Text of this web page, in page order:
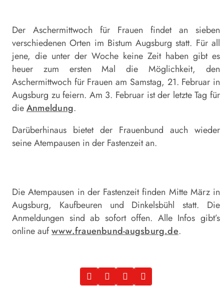
Der Aschermittwoch für Frauen findet an sieben
verschiedenen Orten im Bistum Augsburg statt. Für all
jene, die unter der Woche keine Zeit haben gibt es
heuer zum ersten Mal die Möglichkeit, den
Aschermittwoch für Frauen am Samstag, 21. Februar in
Augsburg zu feiern. Am 3. Februar ist der letzte Tag für
dieAnmeldung.
Darüberhinaus bietet der Frauenbund auch wieder
seine Atempausen in der Fastenzeit an.
Die Atempausen in der Fastenzeit finden Mitte März in
Augsburg, Kaufbeuren und Dinkelsbühl statt. Die
Anmeldungen sind ab sofort offen. Alle Infos gibt’s
online aufwww.frauenbund-augsburg.de.